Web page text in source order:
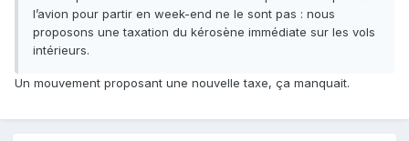
l’avion pour partir en week-end ne le sont pas : nous
proposons une taxation du kérosène immédiate sur les vols
intérieurs.
Un mouvement proposant une nouvelle taxe, ça manquait.